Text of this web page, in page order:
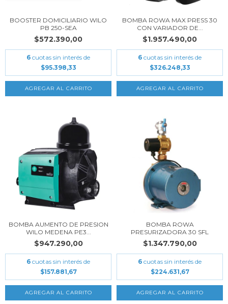
BOOSTER DOMICILIARIO WILO
PB 250-SEA
$572.390,00
6 cuotas sin interés de
$95.398,33
BOMBA ROWA MAX PRESS 30
CON VARIADOR DE...
$1.957.490,00
6 cuotas sin interés de
$326.248,33
BOMBA AUMENTO DE PRESION
WILO MEDENA PE3...
$947.290,00
6 cuotas sin interés de
$157.881,67
BOMBA ROWA
PRESURIZADORA 30 SFL
$1.347.790,00
6 cuotas sin interés de
$224.631,67